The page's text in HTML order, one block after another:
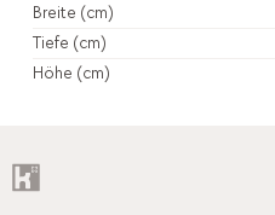
Breite (cm)
Tiefe (cm)
Höhe (cm)